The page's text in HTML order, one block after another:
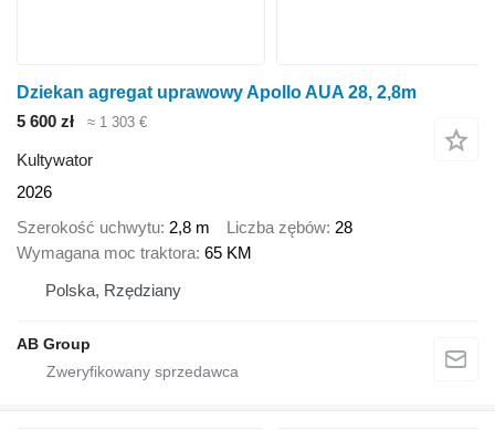
Dziekan agregat uprawowy Apollo AUA 28, 2,8m
5 600 zł
≈ 1 303 €
Kultywator
2026
Szerokość uchwytu 2,8 m Liczba zębów 28
Wymagana moc traktora 65 KM
Polska, Rzędziany
AB Group